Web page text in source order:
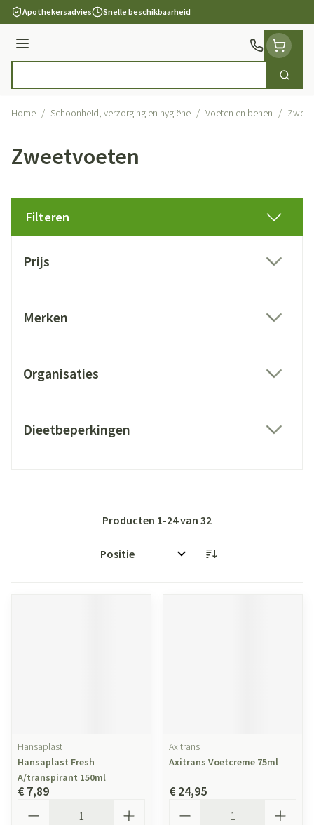
Ga naar de inhoud
Apothekersadvies Snelle beschikbaarheid
Menu
Zoek
Home / Schoonheid, verzorging en hygiëne / Voeten en benen /
Zweetvoeten
Filteren
Prijs
Merken
Organisaties
Dieetbeperkingen
Producten 1-24van 32
Sorteer op:
Hansaplast
Hansaplast Fresh
A/transpirant 150ml
€ 7,89
Axitrans
Axitrans Voetcreme 75ml
€ 24,95